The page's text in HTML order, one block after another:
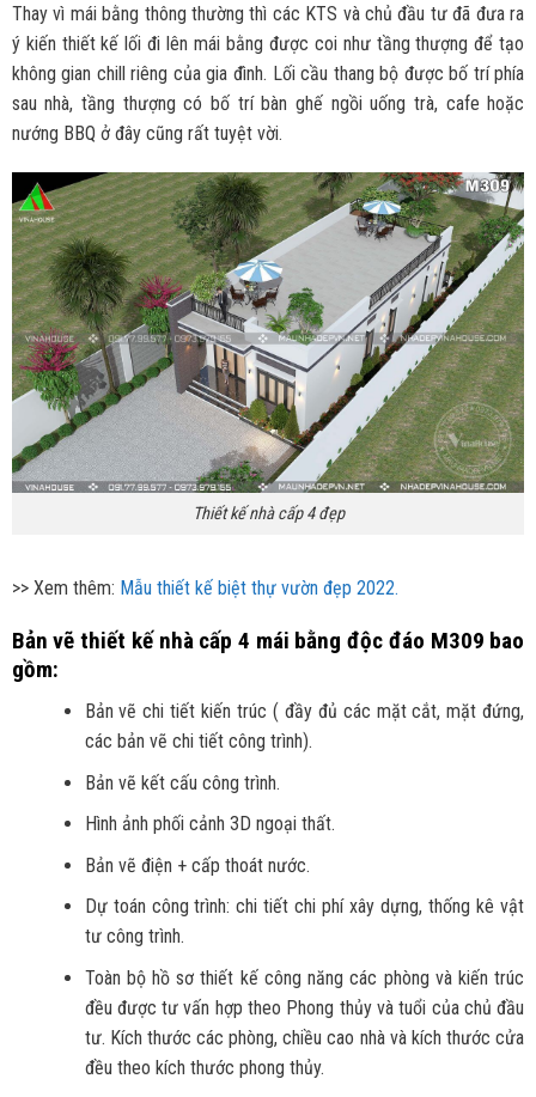
Thay vì mái bằng thông thường thì các KTS và chủ đầu tư đã đưa ra
ý kiến thiết kế lối đi lên mái bằng được coi như tầng thượng để tạo
không gian chill riêng của gia đình. Lối cầu thang bộ được bố trí phía
sau nhà, tầng thượng có bố trí bàn ghế ngồi uống trà, cafe hoặc
nướng BBQ ở đây cũng rất tuyệt vời.
Thiết kế nhà cấp 4 đẹp
>> Xem thêm: Mẫu thiết kế biệt thự vườn đẹp 2022.
Bản vẽ thiết kế nhà cấp 4 mái bằng độc đáo M309 bao
gồm:
Bản vẽ chi tiết kiến trúc ( đầy đủ các mặt cắt, mặt đứng,
các bản vẽ chi tiết công trình).
Bản vẽ kết cấu công trình.
Hình ảnh phối cảnh 3D ngoại thất.
Bản vẽ điện + cấp thoát nước.
Dự toán công trình: chi tiết chi phí xây dựng, thống kê vật
tư công trình.
Toàn bộ hồ sơ thiết kế công năng các phòng và kiến trúc
đều được tư vấn hợp theo Phong thủy và tuổi của chủ đầu
tư. Kích thước các phòng, chiều cao nhà và kích thước cửa
đều theo kích thước phong thủy.